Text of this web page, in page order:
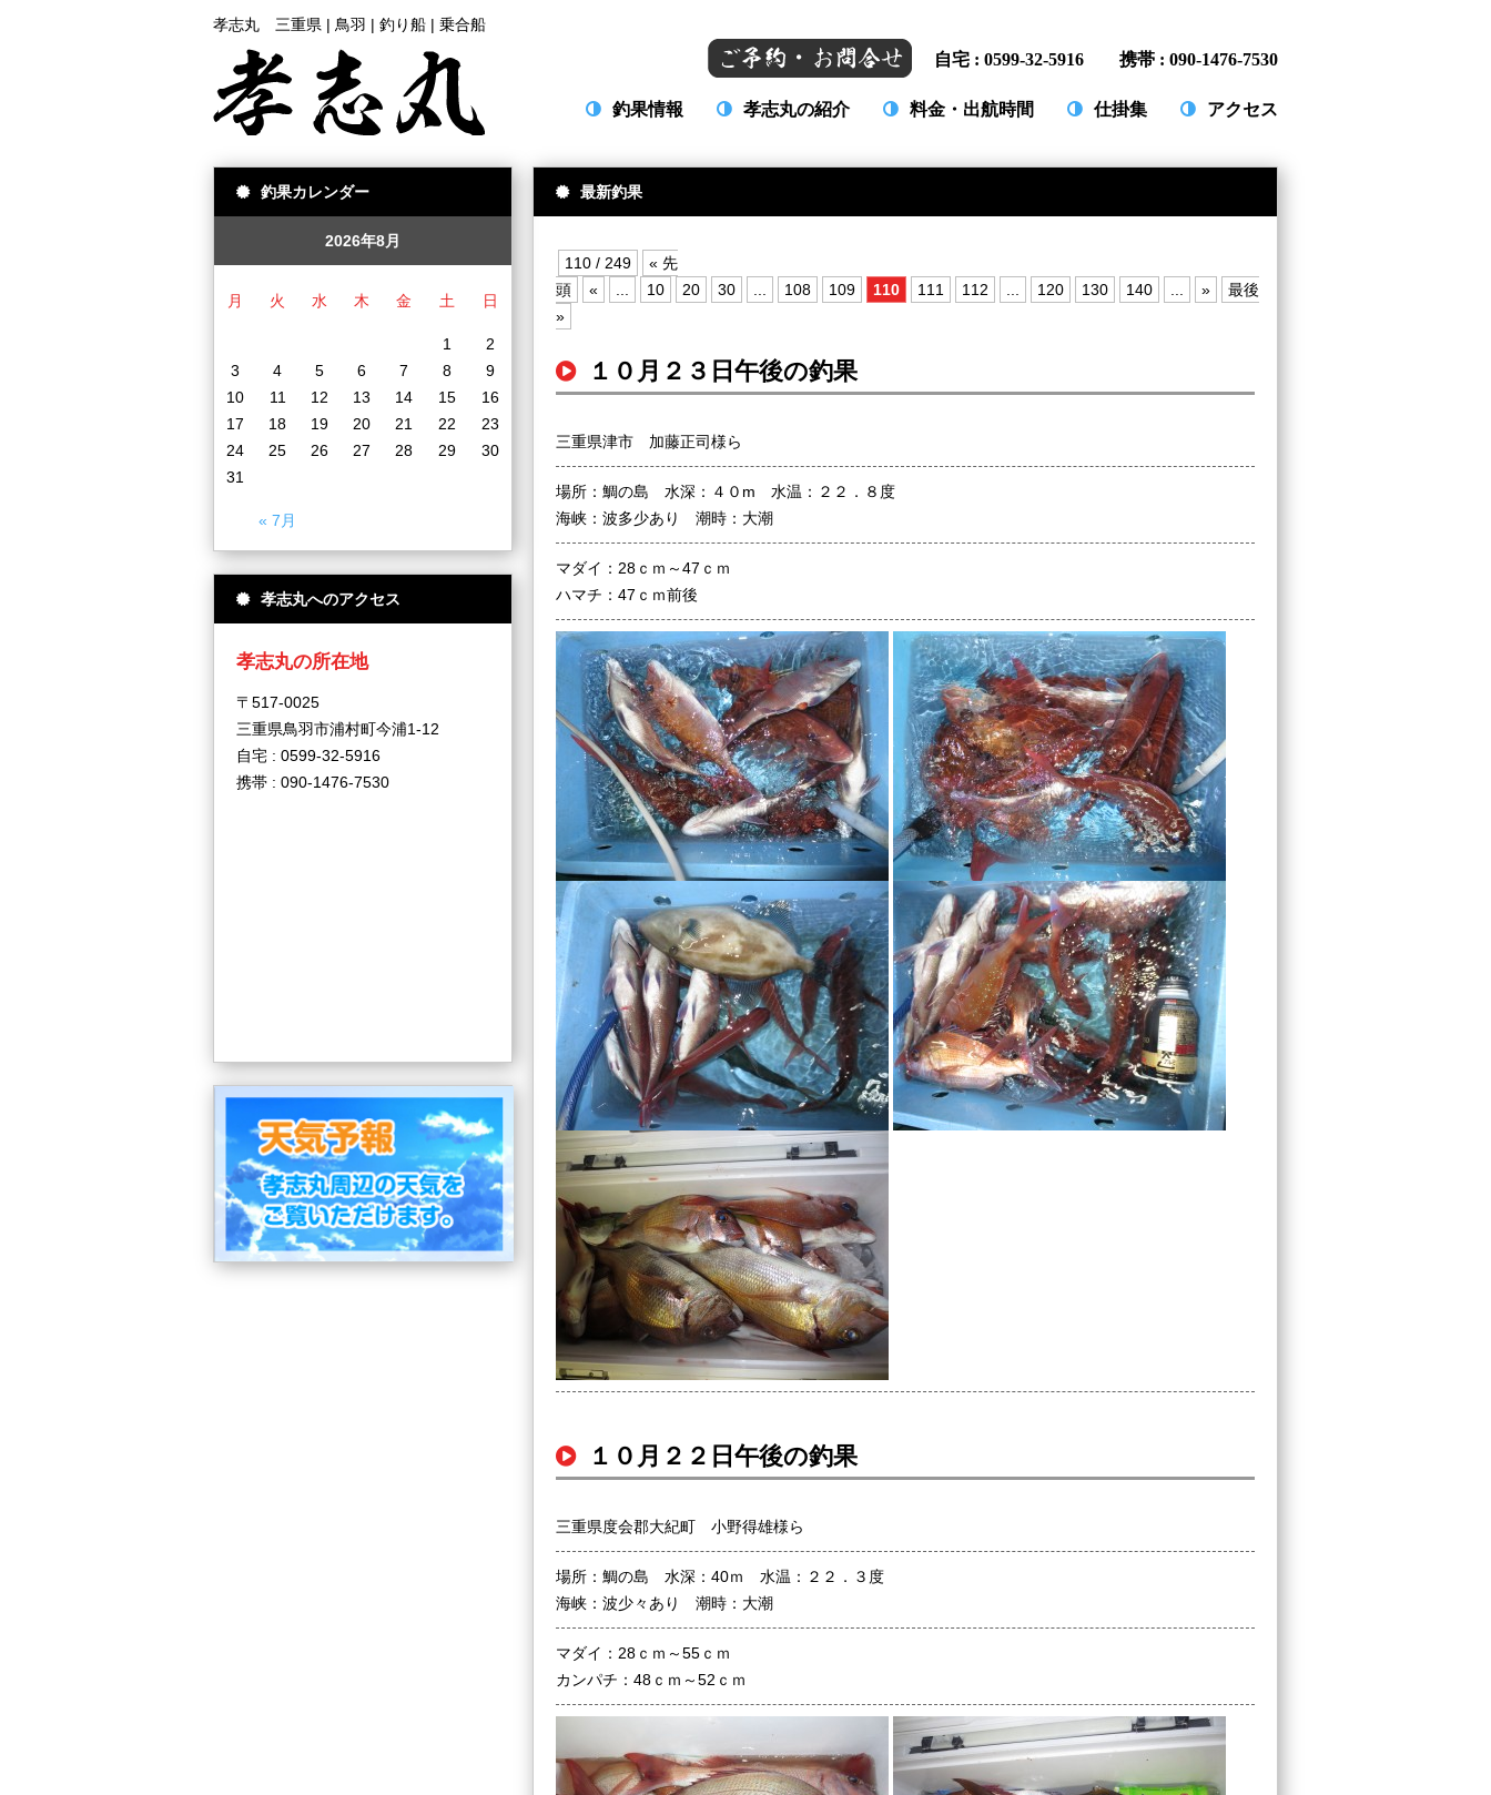
孝志丸 三重県 | 鳥羽 | 釣り船 | 乗合船
自宅 : 0599-32-5916 携帯 : 090-1476-7530
釣果情報 孝志丸の紹介 料金・出航時間 仕掛集 アクセス
釣果カレンダー
2026年8月
月 火 水 木 金 土 日
« 7月
1
2
3
4 5 6 7 8
9
10
11 12 13 14 15
16
17
18 19 20 21 22
23
24
25 26 27 28 29
30
31
孝志丸へのアクセス
孝志丸の所在地
〒517-0025
三重県鳥羽市浦村町今浦1-12
自宅 : 0599-32-5916
携帯 : 090-1476-7530
最新釣果
110 / 249
« 先
頭
« 10 20 30 108 109 110 111 112 120 130 140 »
最後
»
１０月２３日午後の釣果
三重県津市 加藤正司様ら
場所：鯛の島 水深：４０m 水温：２２．８度
海峡：波多少あり 潮時：大潮
マダイ：28ｃｍ～47ｃｍ
ハマチ：47ｃｍ前後
１０月２２日午後の釣果
三重県度会郡大紀町 小野得雄様ら
場所：鯛の島 水深：40ｍ 水温：２２．３度
海峡：波少々あり 潮時：大潮
マダイ：28ｃｍ～55ｃｍ
カンパチ：48ｃｍ～52ｃｍ